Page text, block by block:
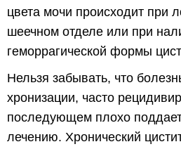
цвета мочи происходит при
шеечном отделе или при
геморрагической формы
Нельзя забывать, что
хронизации, часто
последующем плохо
лечению. Хронический